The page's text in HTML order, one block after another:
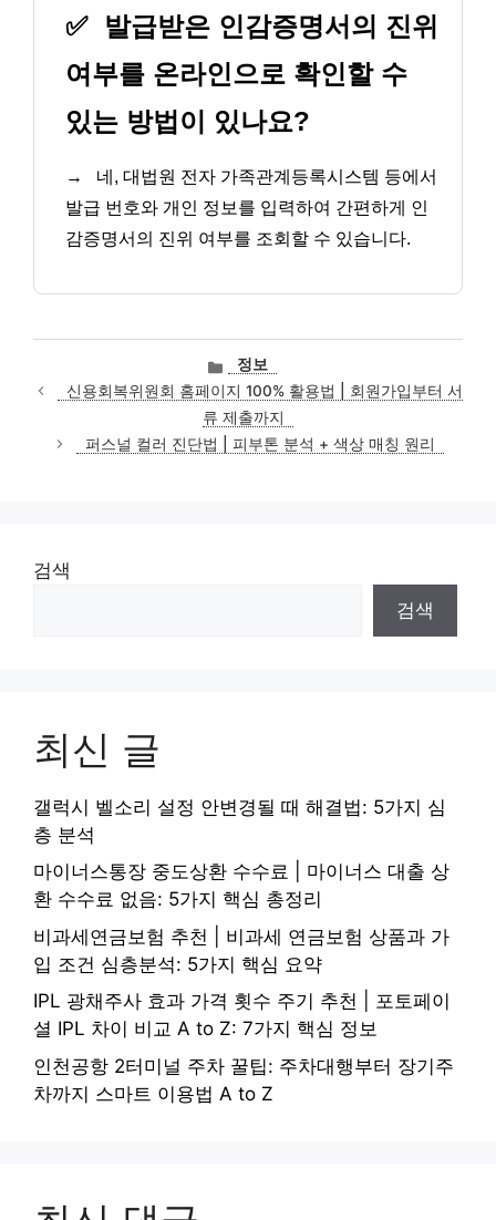
✅
발급받은 인감증명서의 진위
여부를 온라인으로 확인할 수
있는 방법이 있나요?
→
네, 대법원 전자 가족관계등록시스템 등에서
발급 번호와 개인 정보를 입력하여 간편하게 인
감증명서의 진위 여부를 조회할 수 있습니다.
카
테
고
리
정보
신용회복위원회 홈페이지 100% 활용법 | 회원가입부터 서
류 제출까지
퍼스널 컬러 진단법 | 피부톤 분석 + 색상 매칭 원리
검색
검색
최신 글
갤럭시 벨소리 설정 안변경될 때 해결법: 5가지 심
층 분석
마이너스통장 중도상환 수수료 | 마이너스 대출 상
환 수수료 없음: 5가지 핵심 총정리
비과세연금보험 추천 | 비과세 연금보험 상품과 가
입 조건 심층분석: 5가지 핵심 요약
IPL 광채주사 효과 가격 횟수 주기 추천 | 포토페이
셜 IPL 차이 비교 A to Z: 7가지 핵심 정보
인천공항 2터미널 주차 꿀팁: 주차대행부터 장기주
차까지 스마트 이용법 A to Z